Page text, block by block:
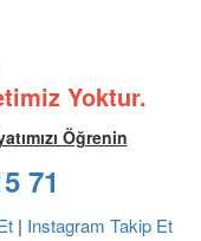
Yoktur.
Öğrenin
71
| Instagram Takip Et